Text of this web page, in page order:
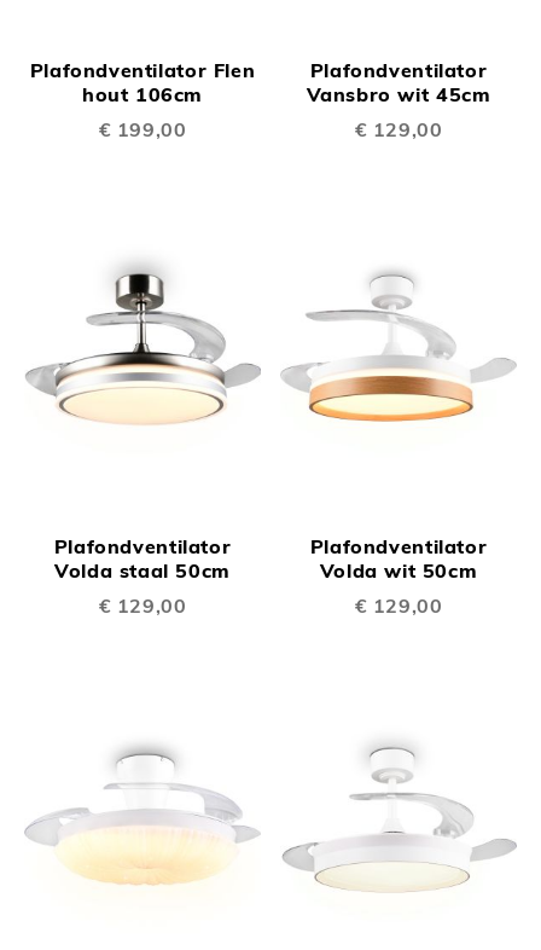
Plafondventilator Flen
hout 106cm
€ 199,00
Plafondventilator
Vansbro wit 45cm
€ 129,00
Plafondventilator
Volda staal 50cm
€ 129,00
Plafondventilator
Volda wit 50cm
€ 129,00